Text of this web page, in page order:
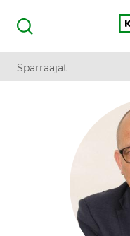
Haku
Kasvu Open
Sparraajat